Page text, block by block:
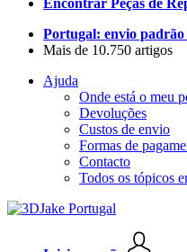
Encontrar Peças de
Portugal: envio
Mais de 10.750 artigos
Ajuda
Onde está o meu
Devoluções
Custos de envio
Formas de
Contacto
Todos os tópicos